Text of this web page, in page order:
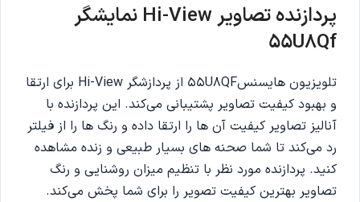
پردازنده تصاویر Hi-View
نمایشگر
55U8Qf
تلویزیون هایسنس55U8QF از پردازشگر Hi-View برای ارتقا
و بهبود کیفیت تصاویر پشتیبانی می‌کند. این پردازنده با
آنالیز تصاویر کیفیت آن ها را ارتقا داده و رنگ ها را از فیلتر
رد می‌کند تا شما صحنه های بسیار طبیعی و زنده مشاهده
کنید. پردازنده مورد نظر با تنظیم میزان روشنایی و رنگ
تصاویر بهترین کیفیت تصویر را برای شما پخش می‌کند.